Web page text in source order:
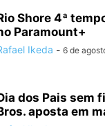
Shore 4ª
Paramount+
Ikeda - 6 de
dos Pais sem
aposta em